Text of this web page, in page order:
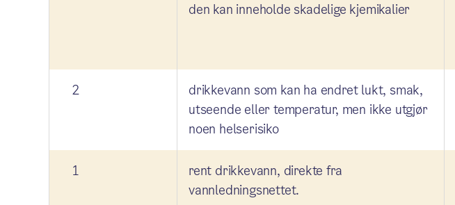
den kan inneholde skadelige kjemikalier
2
drikkevann som kan ha endret lukt, smak,
utseende eller temperatur, men ikke utgjør
noen helserisiko
1
rent drikkevann, direkte fra
vannledningsnettet.